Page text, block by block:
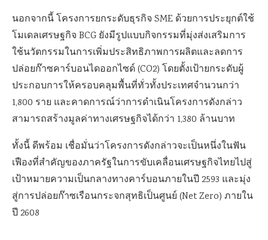
นอกจากนี้ โครงการยกระดับธุรกิจ SME ด้วยการประยุกต์ใช้
โมเดลเศรษฐกิจ BCG ยังมีรูปแบบกิจกรรมที่มุ่งส่งเสริมการ
ใช้นวัตกรรมในการเพิ่มประสิทธิภาพการผลิตและลดการ
ปล่อยก๊าซคาร์บอนไดออกไซด์ (CO2) โดยตั้งเป้ายกระดับผู้
ประกอบการให้ครอบคลุมพื้นที่ทั่วทั้งประเทศจำนวนกว่า
1,800 ราย และคาดการณ์ว่าการดำเนินโครงการดังกล่าว
สามารถสร้างมูลค่าทางเศรษฐกิจได้กว่า 1,380 ล้านบาท
ทั้งนี้ ดีพร้อม เชื่อมั่นว่าโครงการดังกล่าวจะเป็นหนึ่งในฟัน
เฟืองที่สำคัญของภาครัฐในการขับเคลื่อนเศรษฐกิจไทยไปสู่
เป้าหมายความเป็นกลางทางคาร์บอนภายในปี 2593 และมุ่ง
สู่การปล่อยก๊าซเรือนกระจกสุทธิเป็นศูนย์ (Net Zero) ภายใน
ปี 2608